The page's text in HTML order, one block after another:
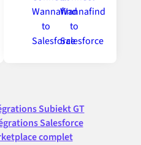
Subiekt GT
Salesforce
complet